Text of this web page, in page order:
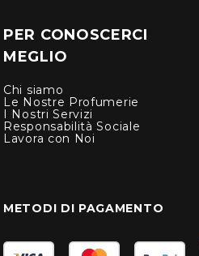
PER CONOSCERCI
MEGLIO
Chi siamo
Le Nostre Profumerie
I Nostri Servizi
Responsabilità Sociale
Lavora con Noi
METODI DI PAGAMENTO